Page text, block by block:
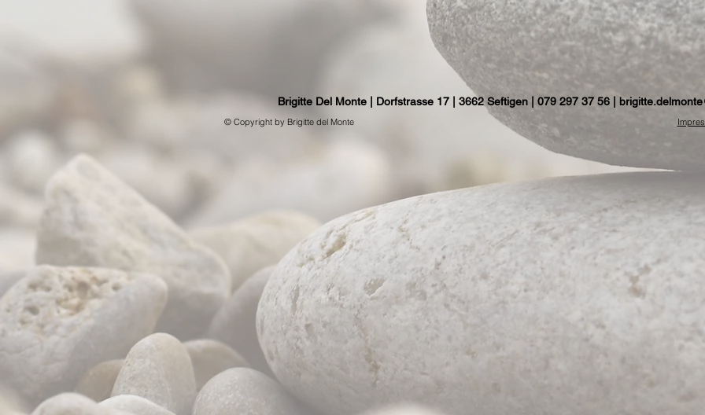
Brigitte Del Monte | Dorfstrasse 17 | 3662 Seftigen | 079 297 37 56 |
© Copyright by Brigitte del Monte